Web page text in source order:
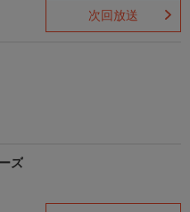
次回放送
ズ